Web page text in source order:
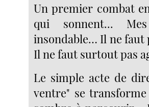
Un premier combat
qui sonnent...
insondable… Il ne faut
Il ne faut surtout pas
Le simple acte de
ventre" se